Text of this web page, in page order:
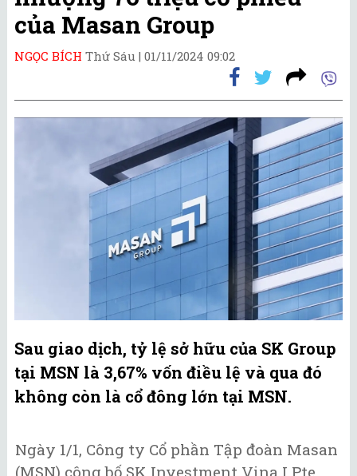
của Masan Group
NGỌC BÍCH Thứ Sáu | 01/11/2024 09:02
Sau giao dịch, tỷ lệ sở hữu của SK Group
tại MSN là 3,67% vốn điều lệ và qua đó
không còn là cổ đông lớn tại MSN.
Ngày 1/1, Công ty Cổ phần Tập đoàn Masan
(MSN) công bố SK Investment Vina I Pte.